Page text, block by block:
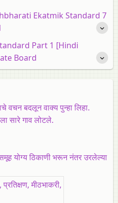
Ekatmik Standard 7
Part 1 [Hindi
Board
वचन बदलून वाक्य पुन्हा लिहा.
सारे गाव लोटले.
योग्य ठिकाणी भरून नंतर उरलेल्या
मीठभाकरी,